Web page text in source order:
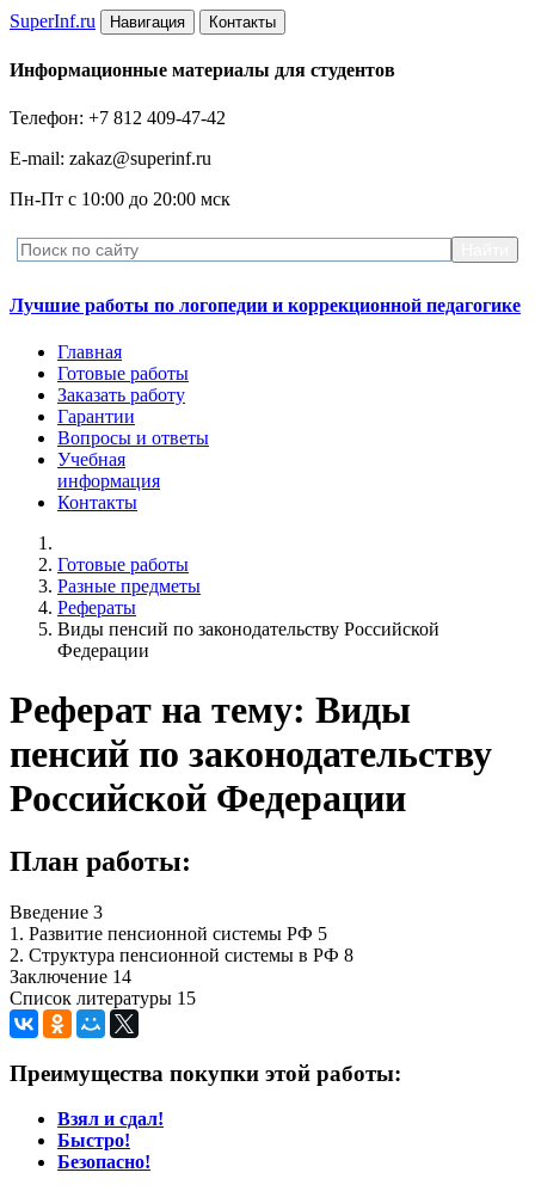
SuperInf.ru Навигация Контакты
Информационные материалы для студентов
Телефон: +7 812 409-47-42
E-mail: zakaz@superinf.ru
Пн-Пт с 10:00 до 20:00 мск
Лучшие работы по логопедии и коррекционной педагогике
Главная
Готовые работы
Заказать работу
Гарантии
Вопросы и ответы
Учебная
информация
Контакты
Готовые работы
Разные предметы
Рефераты
Виды пенсий по законодательству Российской
Федерации
Реферат на тему: Виды
пенсий по законодательству
Российской Федерации
План работы:
Введение 3
1. Развитие пенсионной системы РФ 5
2. Структура пенсионной системы в РФ 8
Заключение 14
Список литературы 15
Преимущества покупки этой работы:
Взял и сдал!
Быстро!
Безопасно!